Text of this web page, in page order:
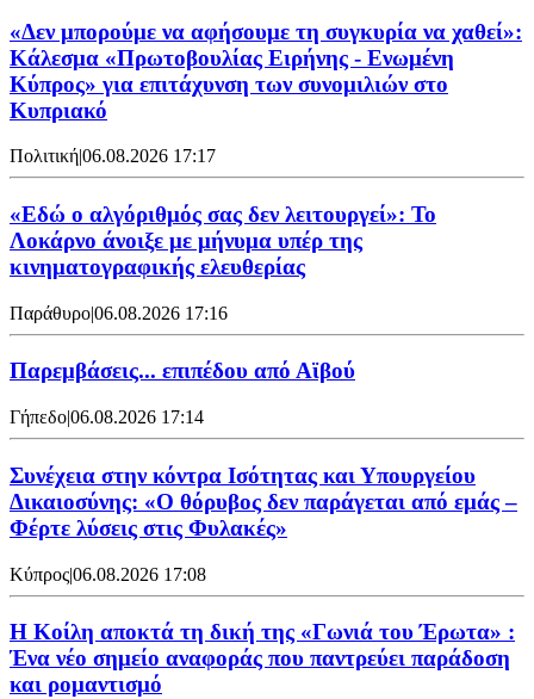
«Δεν μπορούμε να αφήσουμε τη συγκυρία να χαθεί»:
Κάλεσμα «Πρωτοβουλίας Ειρήνης - Ενωμένη
Κύπρος» για επιτάχυνση των συνομιλιών στο
Κυπριακό
Πολιτική|06.08.2026 17:17
«Εδώ ο αλγόριθμός σας δεν λειτουργεί»: Το
Λοκάρνο άνοιξε με μήνυμα υπέρ της
κινηματογραφικής ελευθερίας
Παράθυρο|06.08.2026 17:16
Παρεμβάσεις... επιπέδου από Αϊβού
Γήπεδο|06.08.2026 17:14
Συνέχεια στην κόντρα Ισότητας και Υπουργείου
Δικαιοσύνης: «Ο θόρυβος δεν παράγεται από εμάς –
Φέρτε λύσεις στις Φυλακές»
Κύπρος|06.08.2026 17:08
Η Κοίλη αποκτά τη δική της «Γωνιά του Έρωτα» :
Ένα νέο σημείο αναφοράς που παντρεύει παράδοση
και ρομαντισμό